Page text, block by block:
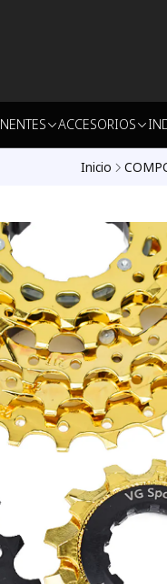
ACCESORIOS
Inicio